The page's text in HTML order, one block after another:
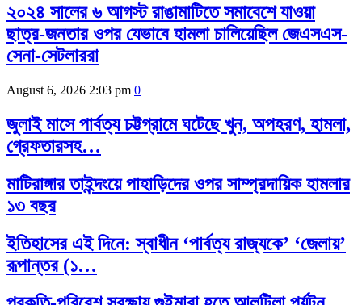
২০২৪ সালের ৬ আগস্ট রাঙামাটিতে সমাবেশে যাওয়া
ছাত্র-জনতার ওপর যেভাবে হামলা চালিয়েছিল জেএসএস-
সেনা-সেটলাররা
August 6, 2026 2:03 pm 0
জুলাই মাসে পার্বত্য চট্টগ্রামে ঘটেছে খুন, অপহরণ, হামলা,
গ্রেফতারসহ…
মাটিরাঙ্গার তাইন্দংয়ে পাহাড়িদের ওপর সাম্প্রদায়িক হামলার
১৩ বছর
ইতিহাসের এই দিনে: স্বাধীন ‘পার্বত্য রাজ্যকে’ ‘জেলায়’
রূপান্তর (১…